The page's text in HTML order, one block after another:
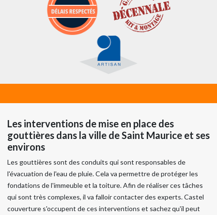
Les interventions de mise en place des
gouttières dans la ville de Saint Maurice et ses
environs
Les gouttières sont des conduits qui sont responsables de
l'évacuation de l'eau de pluie. Cela va permettre de protéger les
fondations de l'immeuble et la toiture. Afin de réaliser ces tâches
qui sont très complexes, il va falloir contacter des experts. Castel
couverture s'occupent de ces interventions et sachez qu'il peut